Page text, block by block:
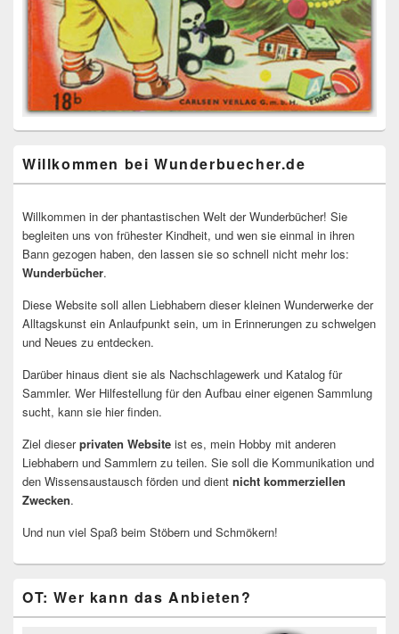
Willkommen bei Wunderbuecher.de
Willkommen in der phantastischen Welt der Wunderbücher! Sie
begleiten uns von frühester Kindheit, und wen sie einmal in ihren
Bann gezogen haben, den lassen sie so schnell nicht mehr los:
Wunderbücher.
Diese Website soll allen Liebhabern dieser kleinen Wunderwerke der
Alltagskunst ein Anlaufpunkt sein, um in Erinnerungen zu schwelgen
und Neues zu entdecken.
Darüber hinaus dient sie als Nachschlagewerk und Katalog für
Sammler. Wer Hilfestellung für den Aufbau einer eigenen Sammlung
sucht, kann sie hier finden.
Ziel dieserprivaten Website ist es, mein Hobby mit anderen
Liebhabern und Sammlern zu teilen. Sie soll die Kommunikation und
den Wissensaustausch förden und dient nicht kommerziellen
Zwecken.
Und nun viel Spaß beim Stöbern und Schmökern!
OT: Wer kann das Anbieten?